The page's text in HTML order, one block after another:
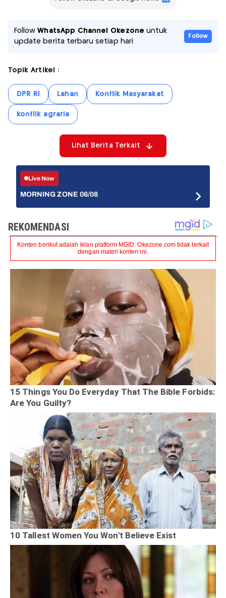
FollowWhatsApp Channel Okezone untuk
update berita terbaru setiap hari
Follow
Topik Artikel :
DPR RI Lahan Konflik Masyarakat
konflik agraria
Lihat Berita Terkait
Live Now
MORNING ZONE 06/08